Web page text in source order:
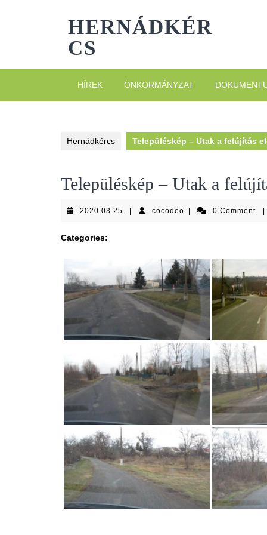
HERNÁDKÉR
CS
HÍREK ÖNKORMÁNYZAT
Hernádkércs Településkép – Utak a felújítás
Településkép – Utak a
2020.03.25. 2020.03.25.
cocodeococodeo0 Comment
Categories: